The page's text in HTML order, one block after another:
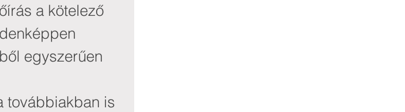
a kötelező
egyszerűen
továbbiakban is